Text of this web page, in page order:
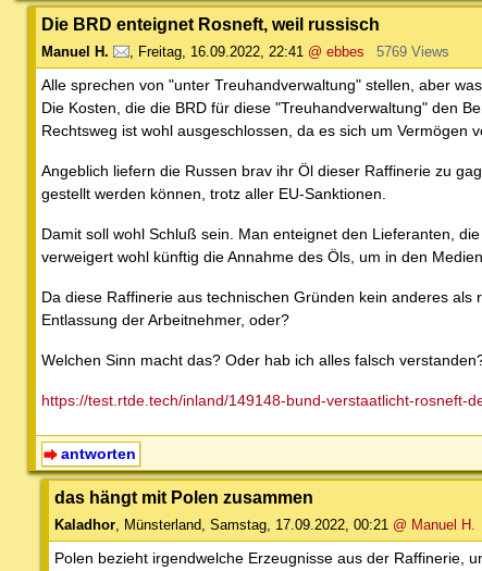
Die BRD enteignet Rosneft, weil russisch
Manuel H. , Freitag, 16.09.2022, 22:41 @ ebbes 5769 Views
Alle sprechen von "unter Treuhandverwaltung" stellen, aber
Die Kosten, die die BRD für diese "Treuhandverwaltung" den
Rechtsweg ist wohl ausgeschlossen, da es sich um Vermögen
Angeblich liefern die Russen brav ihr Öl dieser Raffinerie zu
gestellt werden können, trotz aller EU-Sanktionen.
Damit soll wohl Schluß sein. Man enteignet den Lieferanten,
verweigert wohl künftig die Annahme des Öls, um in den
Da diese Raffinerie aus technischen Gründen kein anderes
Entlassung der Arbeitnehmer, oder?
Welchen Sinn macht das? Oder hab ich alles falsch
https://test.rtde.tech/inland/149148-bund-verstaatlicht-rosneft-
antworten
das hängt mit Polen zusammen
Kaladhor, Münsterland, Samstag, 17.09.2022, 00:21 @ Manuel H.
Polen bezieht irgendwelche Erzeugnisse aus der Raffinerie,